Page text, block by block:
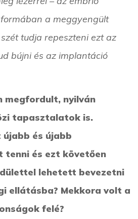
a meggyengült
tudja repeszteni ezt az
bújni és az implantáció
megfordult, nyilván
tapasztalatok is.
és újabb
tenni és ezt követően
lehetett bevezetni
ellátásba? Mekkora volt a
felé?